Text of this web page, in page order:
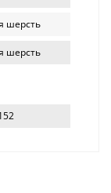
шерсть
шерсть